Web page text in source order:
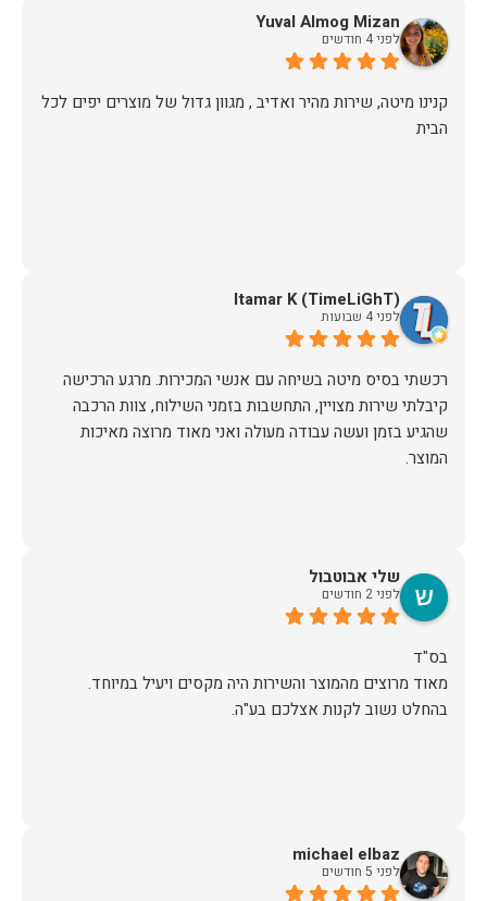
Yuval Almog Mizan
לפני 4 חודשים
קנינו מיטה, שירות מהיר ואדיב , מגוון גדול של מוצרים יפים לכל
הבית
Itamar K (TimeLiGhT)
לפני 4 שבועות
רכשתי בסיס מיטה בשיחה עם אנשי המכירות. מרגע הרכישה
קיבלתי שירות מצויין, התחשבות בזמני השילוח, צוות הרכבה
שהגיע בזמן ועשה עבודה מעולה ואני מאוד מרוצה מאיכות
המוצר.
שלי אבוטבול
לפני 2 חודשים
מאוד מרוצים מהמוצר והשירות היה מקסים ויעיל במיוחד.
בהחלט נשוב לקנות אצלכם בע"ה.
michael elbaz
לפני 5 חודשים